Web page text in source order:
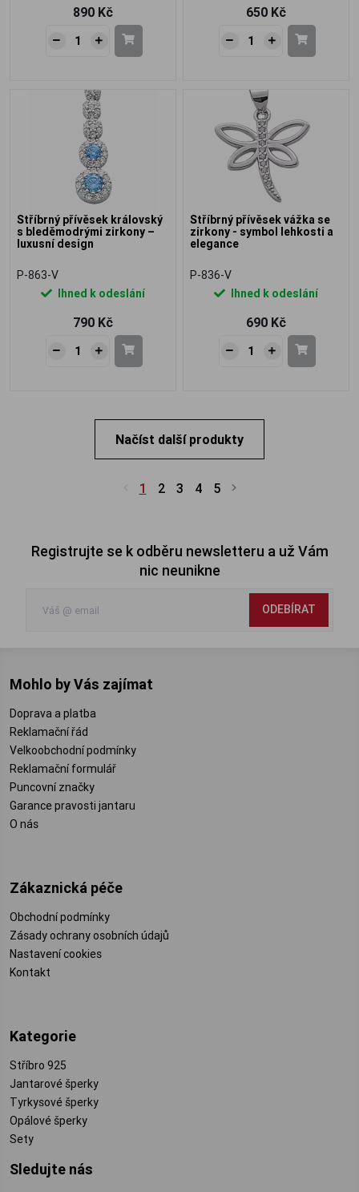
890 Kč 650 Kč
Stříbrný přívěsek královský
s bleděmodrými zirkony –
luxusní design
P-863-V
Ihned k odeslání
790 Kč
Stříbrný přívěsek vážka se
zirkony - symbol lehkosti a
elegance
P-836-V
Ihned k odeslání
690 Kč
Načíst další produkty
1 2 3 4 5
Registrujte se k odběru newsletteru a už Vám
nic neunikne
ODEBÍRAT
Mohlo by Vás zajímat
Doprava a platba
Reklamační řád
Velkoobchodní podmínky
Reklamační formulář
Puncovní značky
Garance pravosti jantaru
O nás
Zákaznická péče
Obchodní podmínky
Zásady ochrany osobních údajů
Nastavení cookies
Kontakt
Kategorie
Stříbro 925
Jantarové šperky
Tyrkysové šperky
Opálové šperky
Sety
Sledujte nás